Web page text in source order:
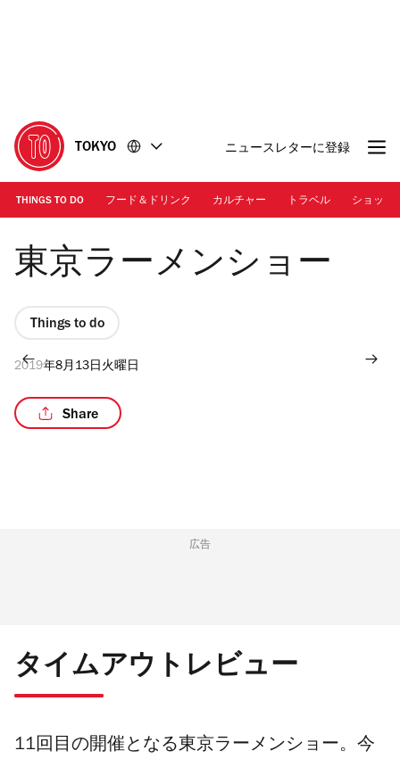
に
移
動
移
動
TOKYO ニュースレターに登録
THINGS TO DO フード＆ドリンク カルチャー トラベル ショッピ
東京ラーメンショー
Things to do
2019年8月13日火曜日
Share
広告
タイムアウトレビュー
11回目の開催となる東京ラーメンショー。今